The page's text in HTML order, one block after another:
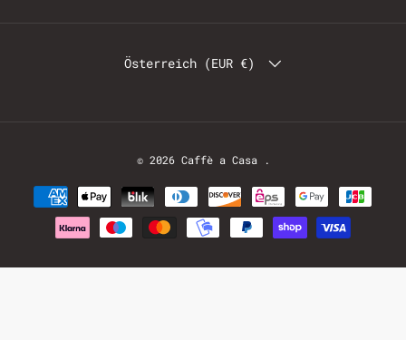
Österreich (EUR €)
© 2026 Caffè a Casa .